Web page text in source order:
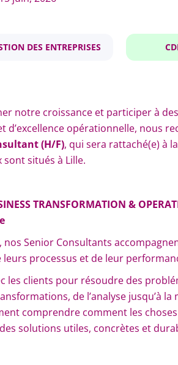
DES ENTREPRISES
notre croissance et participer à
d’excellence opérationnelle, nous
(H/F), qui sera rattaché(e) à
situés à Lille.
TRANSFORMATION &
nos Senior Consultants
leurs processus et de leur
les clients pour résoudre des
de l’analyse jusqu’à
comprendre comment les
solutions utiles, concrètes et